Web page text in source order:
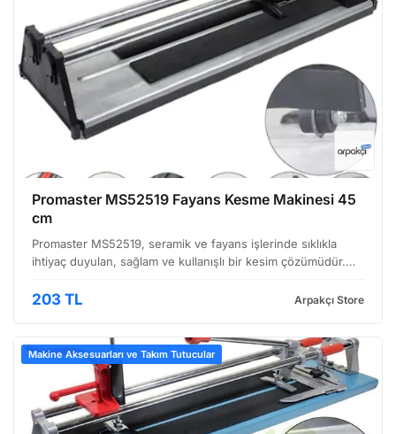
Promaster MS52519 Fayans Kesme Makinesi 45
cm
Promaster MS52519, seramik ve fayans işlerinde sıklıkla
ihtiyaç duyulan, sağlam ve kullanışlı bir kesim çözümüdür.
makine, hem profesyonel uygulamalarda hem de hobi a…
203 TL Arpakçı Store
Makine Aksesuarları ve Takım Tutucular